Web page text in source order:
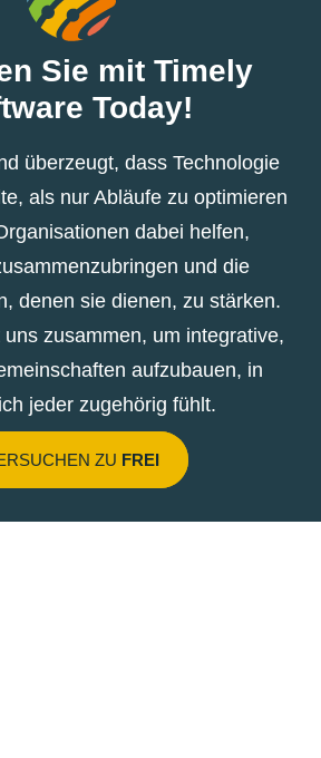
Sie mit Timely
Today!
überzeugt, dass Technologie
als nur Abläufe zu optimieren
dabei helfen,
und die
denen sie dienen, zu stärken.
zusammen, um integrative,
aufzubauen, in
jeder zugehörig fühlt.
ZU FREI